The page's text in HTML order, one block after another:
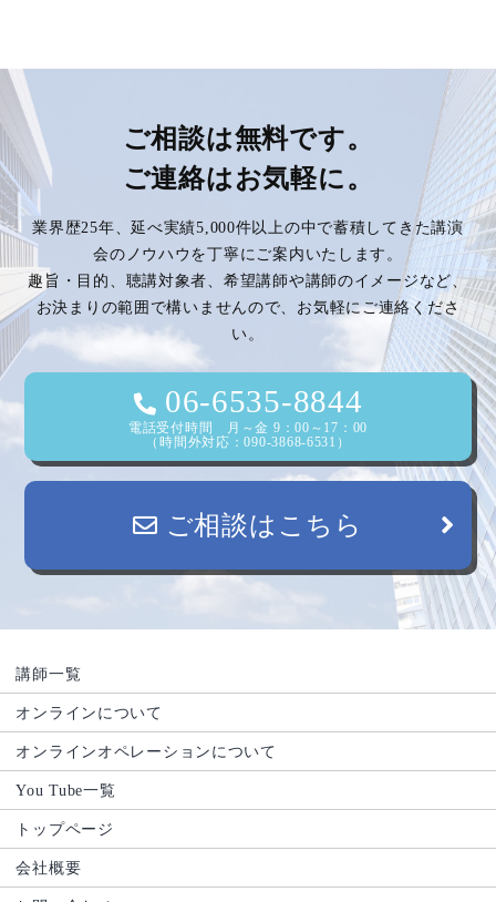
ご相談は無料です。
ご連絡はお気軽に。
業界歴25年、延べ実績5,000件以上の中で蓄積してきた講演
会のノウハウを丁寧にご案内いたします。
趣旨・目的、聴講対象者、希望講師や講師のイメージなど、
お決まりの範囲で構いませんので、お気軽にご連絡くださ
い。
06-6535-8844
電話受付時間 月～金 9：00～17：00
（時間外対応：090-3868-6531）
ご相談はこちら
講師一覧
オンラインについて
オンラインオペレーションについて
You Tube一覧
トップページ
会社概要